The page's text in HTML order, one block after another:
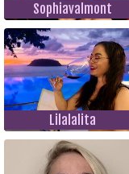
Sophiavalmont
Lilalalita